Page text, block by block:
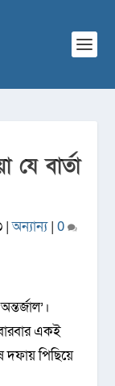
যে বার্তা
|অন্যান্য| 0
একই
দফায় পিছিয়ে